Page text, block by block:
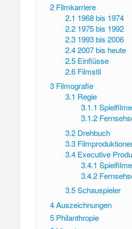
2 Filmkarriere
2.1 1968 bis 1974
2.2 1975 bis 1992
2.3 1993 bis 2006
2.4 2007 bis heute
2.5 Einflüsse
2.6 Filmstil
3 Filmografie
3.1 Regie
3.1.1 Spielfilme
3.1.2
3.2 Drehbuch
3.3
3.4 Executive
3.4.1 Spielfilme
3.4.2
3.5 Schauspieler
4Auszeichnungen
5 Philanthropie